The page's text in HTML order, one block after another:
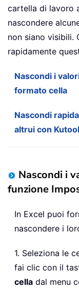
cartella di lavoro
nascondere
non siano visibili.
rapidamente
Nascondi i
formato cella
Nascondi
altrui con
Nascondi i
funzione
In Excel puoi
nascondere i
1. Seleziona le
fai clic con il
cella dal menu